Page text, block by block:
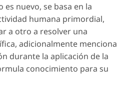
es nuevo, se basa en la
humana primordial,
a otro a resolver una
adicionalmente menciona
durante la aplicación de la
conocimiento para su